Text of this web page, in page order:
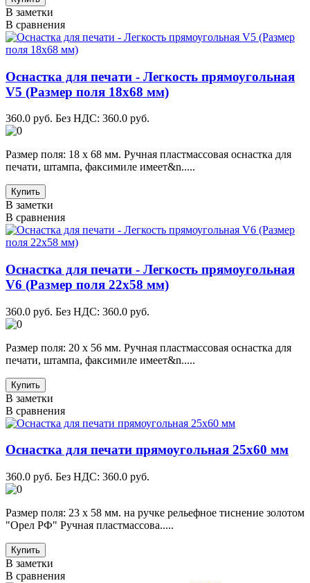
В заметки
В сравнения
Оснастка для печати - Легкость прямоугольная
V5 (Размер поля 18х68 мм)
360.0 руб. Без НДС: 360.0 руб.
Размер поля: 18 х 68 мм. Ручная пластмассовая оснастка для
печати, штампа, факсимиле имеет&n.....
Купить
В заметки
В сравнения
Оснастка для печати - Легкость прямоугольная
V6 (Размер поля 22х58 мм)
360.0 руб. Без НДС: 360.0 руб.
Размер поля: 20 х 56 мм. Ручная пластмассовая оснастка для
печати, штампа, факсимиле имеет&n.....
Купить
В заметки
В сравнения
Оснастка для печати прямоугольная 25х60 мм
360.0 руб. Без НДС: 360.0 руб.
Размер поля: 23 х 58 мм. на ручке рельефное тиснение золотом
"Орел РФ" Ручная пластмассова.....
Купить
В заметки
В сравнения